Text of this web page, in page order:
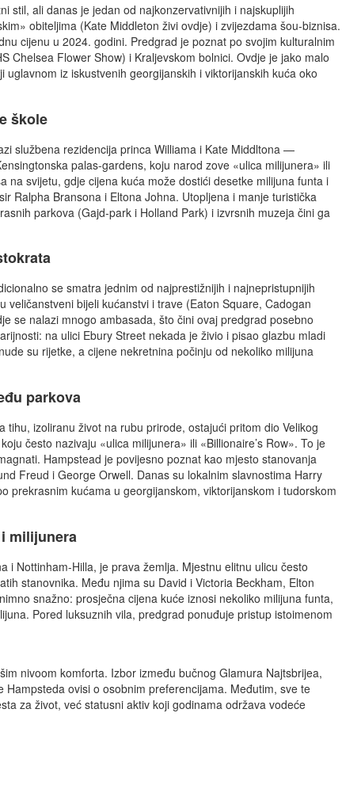
stil, ali danas je jedan od najkonzervativnijih i najskuplijih
obiteljima (Kate Middleton živi ovdje) i zvijezdama šou-biznisa.
cijenu u 2024. godini. Predgrad je poznat po svojim kulturalnim
Chelsea Flower Show) i Kraljevskom bolnici. Ovdje je jako malo
iz iskustvenih georgijanskih i viktorijanskih kuća oko
škole
službena rezidencija princa Williama i Kate Middltona —
palas-gardens, koju narod zove «ulica milijunera» ili
na svijetu, gdje cijena kuća može dostići desetke milijuna funta i
Ralpha Bransona i Eltona Johna. Utopljena i manje turistička
parkova (Gajd-park i Holland Park) i izvrsnih muzeja čini ga
se smatra jednim od najprestižnijih i najnepristupnijih
bijeli kućanstvi i trave (Eaton Square, Cadogan
se nalazi mnogo ambasada, što čini ovaj predgrad posebno
na ulici Ebury Street nekada je živio i pisao glazbu mladi
su rijetke, a cijene nekretnina počinju od nekoliko milijuna
parkova
izoliranu život na rubu prirode, ostajući pritom dio Velikog
često nazivaju «ulica milijunera» ili «Billionaire’s Row». To je
Hampstead je povijesno poznat kao mjesto stanovanja
Freud i George Orwell. Danas su lokalnim slavnostima Harry
prekrasnim kućama u georgijanskom, viktorijanskom i tudorskom
milijunera
i Nottinham-Hilla, je prava žemlja. Mjestnu elitnu ulicu često
stanovnika. Među njima su David i Victoria Beckham, Elton
snažno: prosječna cijena kuće iznosi nekoliko milijuna funta,
Pored luksuznih vila, predgrad ponuđuje pristup istoimenom
nivoom komforta. Izbor između bučnog Glamura Najtsbrijea,
ovisi o osobnim preferencijama. Međutim, sve te
za život, već statusni aktiv koji godinama održava vodeće